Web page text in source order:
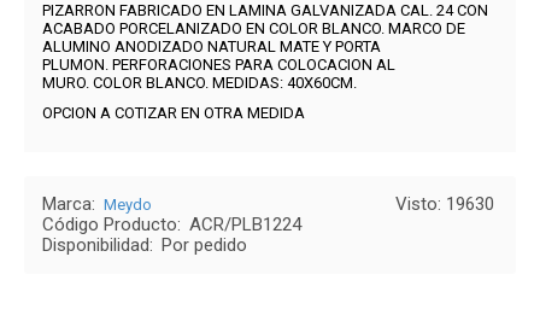
PIZARRON FABRICADO EN LAMINA GALVANIZADA CAL. 24 CON
ACABADO PORCELANIZADO EN COLOR BLANCO. MARCO DE
ALUMINO ANODIZADO NATURAL MATE Y PORTA
PLUMON. PERFORACIONES PARA COLOCACION AL
MURO. COLOR BLANCO. MEDIDAS: 40X60CM.
OPCION A COTIZAR EN OTRA MEDIDA
Visto: 19630
Marca: Meydo
Código Producto: ACR/PLB1224
Disponibilidad: Por pedido